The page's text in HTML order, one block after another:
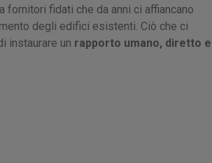
fornitori fidati che da anni ci affiancano
degli edifici esistenti. Ciò che ci
instaurare un rapporto umano, diretto